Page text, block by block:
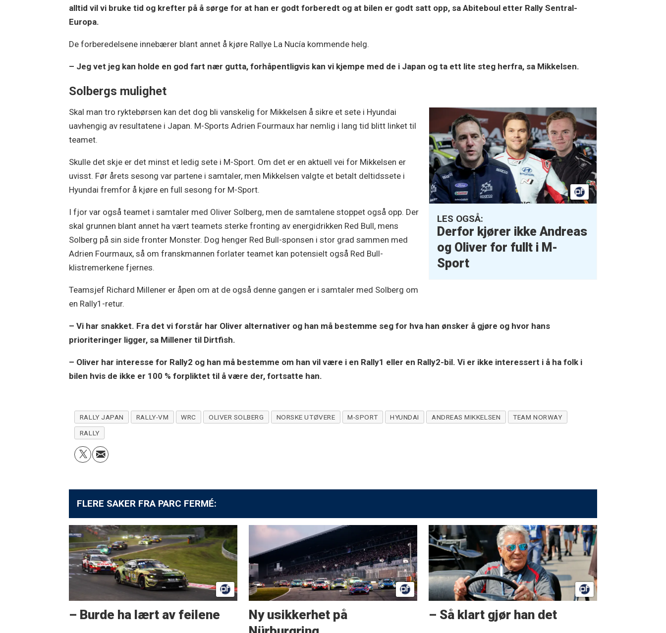
alltid vil vi bruke tid og krefter på å sørge for at han er godt forberedt og at bilen er godt satt opp, sa Abiteboul etter Rally Sentral-
Europa.
De forberedelsene innebærer blant annet å kjøre Rallye La Nucía kommende helg.
– Jeg vet jeg kan holde en god fart nær gutta, forhåpentligvis kan vi kjempe med de i Japan og ta ett lite steg herfra, sa Mikkelsen.
Solbergs mulighet
LES OGSÅ:
Derfor kjører ikke Andreas
og Oliver for fullt i M-
Sport
Skal man tro ryktebørsen kan det dog bli vanskelig for Mikkelsen å sikre et sete i Hyundai
uavhengig av resultatene i Japan. M-Sports Adrien Fourmaux har nemlig i lang tid blitt linket til
teamet.
Skulle det skje er det minst et ledig sete i M-Sport. Om det er en aktuell vei for Mikkelsen er
uvisst. Før årets sesong var partene i samtaler, men Mikkelsen valgte et betalt deltidssete i
Hyundai fremfor å kjøre en full sesong for M-Sport.
I fjor var også teamet i samtaler med Oliver Solberg, men de samtalene stoppet også opp. Der
skal grunnen blant annet ha vært teamets sterke fronting av energidrikken Red Bull, mens
Solberg på sin side fronter Monster. Dog henger Red Bull-sponsen i stor grad sammen med
Adrien Fourmaux, så om franskmannen forlater teamet kan potensielt også Red Bull-
klistremerkene fjernes.
Teamsjef Richard Millener er åpen om at de også denne gangen er i samtaler med Solberg om
en Rally1-retur.
– Vi har snakket. Fra det vi forstår har Oliver alternativer og han må bestemme seg for hva han ønsker å gjøre og hvor hans
prioriteringer ligger, sa Millener til Dirtfish.
– Oliver har interesse for Rally2 og han må bestemme om han vil være i en Rally1 eller en Rally2-bil. Vi er ikke interessert i å ha folk i
bilen hvis de ikke er 100 % forpliktet til å være der, fortsatte han.
RALLY JAPAN RALLY-VM WRC OLIVER SOLBERG NORSKE UTØVERE M-SPORT HYUNDAI ANDREAS MIKKELSEN
TEAM NORWAY
RALLY
FLERE SAKER FRA PARC FERMÉ:
– Burde ha lært av feilene
Ny usikkerhet på
– Så klart gjør han det